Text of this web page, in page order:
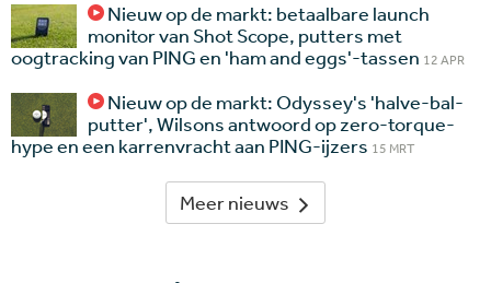
Nieuw op de markt: betaalbare launch
monitor van Shot Scope, putters met
oogtracking van PING en 'ham and eggs'-tassen 12 APR
Nieuw op de markt: Odyssey's 'halve-bal-
putter', Wilsons antwoord op zero-torque-
hype en een karrenvracht aan PING-ijzers 15 MRT
Meer nieuws